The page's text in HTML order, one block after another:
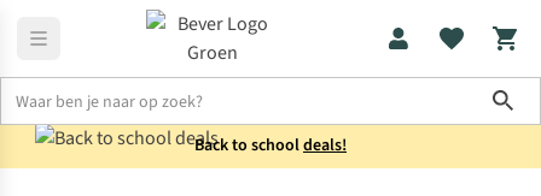
Back to schooldeals!